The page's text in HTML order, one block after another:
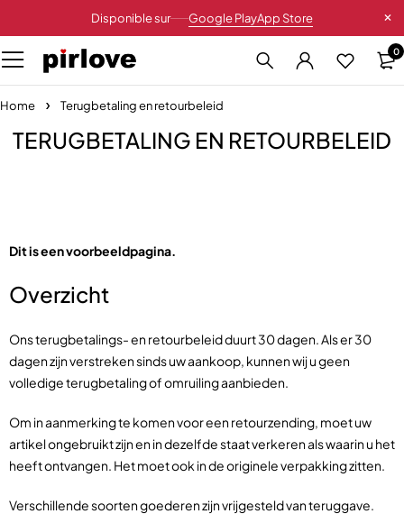
Disponible sur Google PlayApp Store
0
Home Terugbetaling en retourbeleid
TERUGBETALING EN RETOURBELEID
Dit is een voorbeeldpagina.
Overzicht
Ons terugbetalings- en retourbeleid duurt 30 dagen. Als er 30
dagen zijn verstreken sinds uw aankoop, kunnen wij u geen
volledige terugbetaling of omruiling aanbieden.
Om in aanmerking te komen voor een retourzending, moet uw
artikel ongebruikt zijn en in dezelfde staat verkeren als waarin u het
heeft ontvangen. Het moet ook in de originele verpakking zitten.
Verschillende soorten goederen zijn vrijgesteld van teruggave.